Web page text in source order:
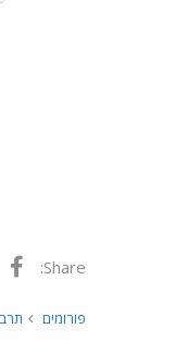
Share:
פורומים